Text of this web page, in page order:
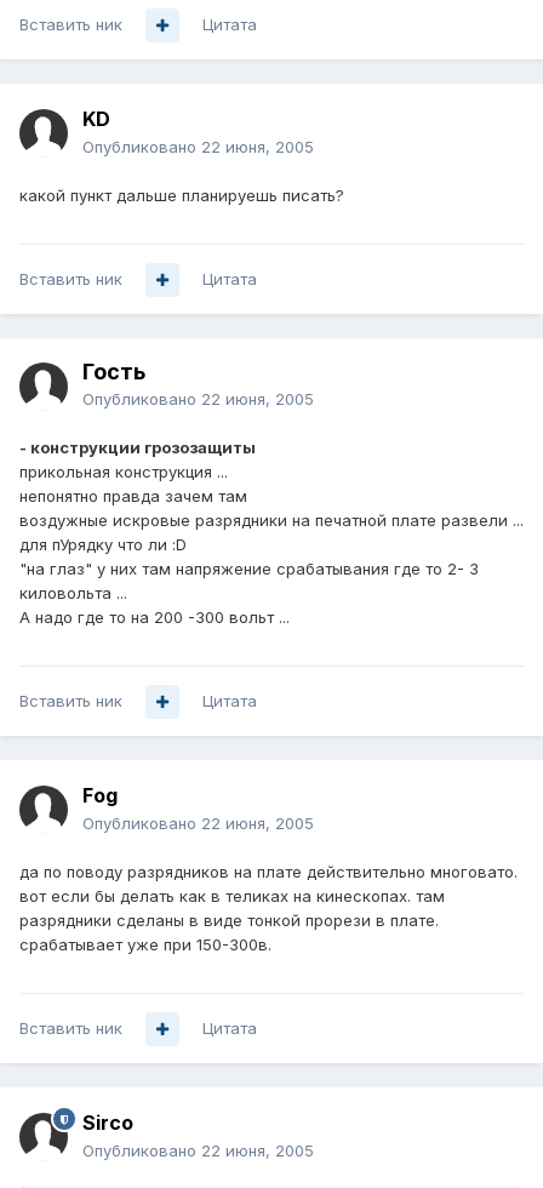
Вставить ник Цитата
KD
Опубликовано 22 июня, 2005
какой пункт дальше планируешь писать?
Вставить ник Цитата
Гость
Опубликовано 22 июня, 2005
- конструкции грозозащиты
прикольная конструкция ...
непонятно правда зачем там
воздужные искровые разрядники на печатной плате развели ...
для пУрядку что ли :D
"на глаз" у них там напряжение срабатывания где то 2- 3
киловольта ...
А надо где то на 200 -300 вольт ...
Вставить ник Цитата
Fog
Опубликовано 22 июня, 2005
да по поводу разрядников на плате действительно многовато.
вот если бы делать как в теликах на кинескопах. там
разрядники сделаны в виде тонкой прорези в плате.
срабатывает уже при 150-300в.
Вставить ник Цитата
Sirco
Опубликовано 22 июня, 2005